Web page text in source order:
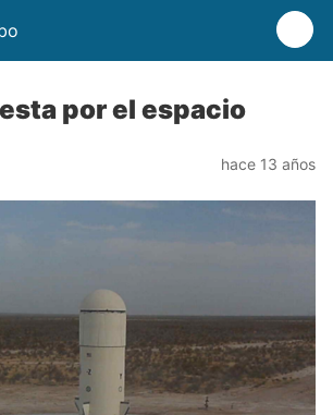
por el espacio
hace 13 años